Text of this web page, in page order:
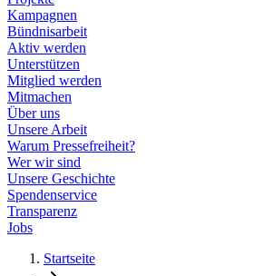
Kampagnen
Bündnisarbeit
Aktiv werden
Unterstützen
Mitglied werden
Mitmachen
Über uns
Unsere Arbeit
Warum Pressefreiheit?
Wer wir sind
Unsere Geschichte
Spendenservice
Transparenz
Jobs
Startseite